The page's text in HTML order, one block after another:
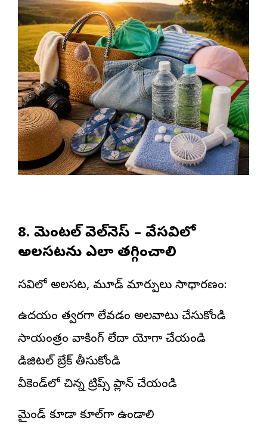
8. మెంటల్ వెల్‌నెస్ – వేసవిలో
అలసటను ఎలా తగ్గించాలి
వేసవిలో అలసట, మూడ్ మార్పులు సాధారణం:
ఉదయం త్వరగా లేవడం అలవాటు చేసుకోండి
సాయంత్రం వాకింగ్ లేదా యోగా చేయండి
డిజిటల్ బ్రేక్ తీసుకోండి
వీకెండ్‌లో చిన్న ట్రిప్స్ ప్లాన్ చేయండి
మైండ్ కూడా కూల్‌గా ఉండాలి